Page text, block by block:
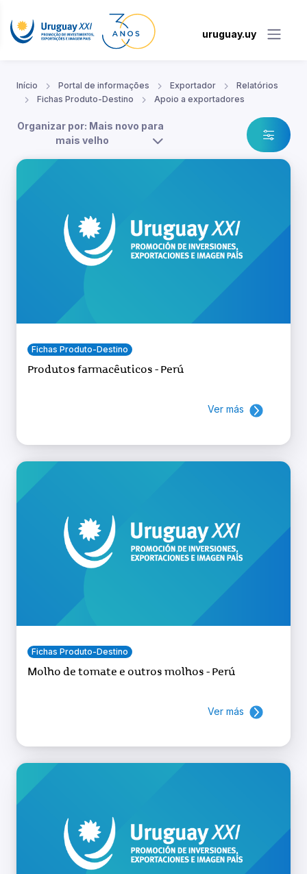
uruguay.uy
Início Portal de informações Exportador
Relatórios
Fichas Produto-Destino
Apoio a exportadores
Organizar por: Mais novo para
mais velho
Fichas Produto-Destino
Produtos farmacêuticos - Perú
Ver más
Fichas Produto-Destino
Molho de tomate e outros molhos - Perú
Ver más